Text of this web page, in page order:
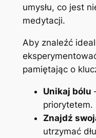
umysłu, co jest
medytacji.
Aby znaleźć
pamiętając o
Unikaj bólu
priorytetem.
Znajdź
utrzymać